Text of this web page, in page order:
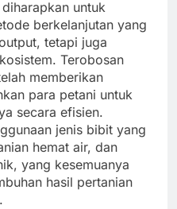
untuk
berkelanjutan yang
tetapi juga
Terobosan
memberikan
para petani untuk
secara efisien.
jenis bibit yang
hemat air, dan
yang kesemuanya
hasil pertanian